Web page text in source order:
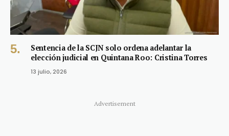
Sentencia de la SCJN solo ordena adelantar la
elección judicial en Quintana Roo: Cristina Torres
13 julio, 2026
Advertisement